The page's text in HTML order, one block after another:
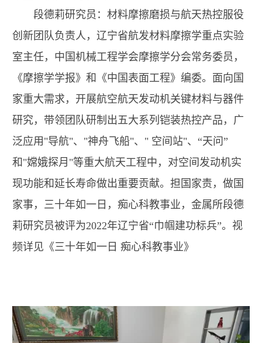
段德莉研究员：材料摩擦磨损与航天热控服役
创新团队负责人，辽宁省航发材料摩擦学重点实验
室主任，中国机械工程学会摩擦学分会常务委员，
《摩擦学学报》和《中国表面工程》编委。面向国
家重大需求，开展航空航天发动机关键材料与器件
研究，带领团队研制出五大系列铠装热控产品，广
泛应用"导航"、"神舟飞船"、" 空间站"、“天问”
和"嫦娥探月"等重大航天工程中，对空间发动机实
现功能和延长寿命做出重要贡献。担国家责，做国
家事，三十年如一日，痴心科教事业，金属所段德
莉研究员被评为2022年辽宁省“巾帼建功标兵”。视
频详见《三十年如一日 痴心科教事业》